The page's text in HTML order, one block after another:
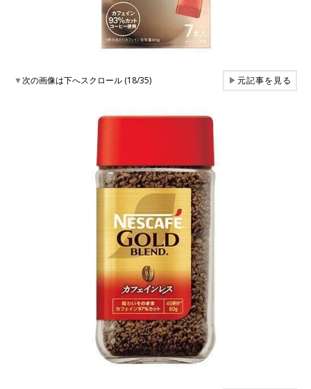
▼次の画像は下へスクロール (18/35) ▶元記事を見る